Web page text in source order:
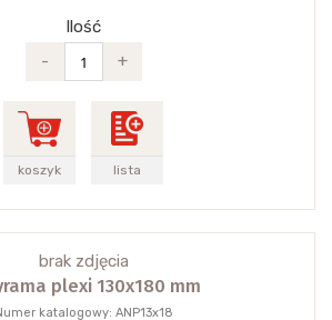
Ilość
-
+
koszyk lista
brak zdjęcia
plexi 130x180 mm
katalogowy: ANP13x18